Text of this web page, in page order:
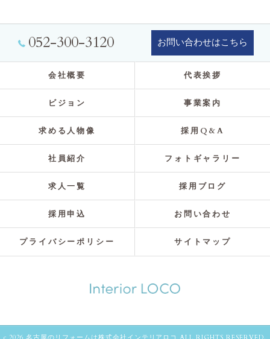
052-300-3120 お問い合わせはこちら
会社概要 代表挨拶
ビジョン 事業案内
求める人物像 採用Q&A
社員紹介 フォトギャラリー
求人一覧 採用ブログ
採用申込 お問い合わせ
プライバシーポリシー サイトマップ